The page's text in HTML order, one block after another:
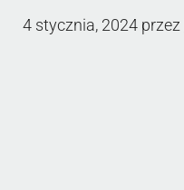
4 stycznia, 2024 przez